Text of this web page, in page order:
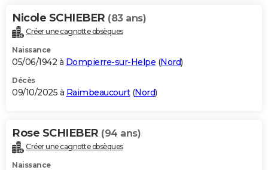
Carte de Noël
Carte Bonne année
Carte Saint-Valentin
Carte Pâques
Carte d'anniversaire
DICTIONNAIRE
Dictionnaire
Biographies
Citations
Expressions
Proverbes
PROGRAMME TV
S'inscrire
Se connecter
Lycées
Collèges
Primaires
Universités
Entreprises
Service militaire
Avis de recherche
AVIS DE DÉCÈS
Bricolage
Lifestyle
Culture
Sport
Auto
Television
Voyage
Cinema
Nicole SCHIEBER (83 ans)
Créer une cagnotte obsèques
Naissance
05/06/1942 à Dompierre-sur-Helpe (Nord)
Décès
09/10/2025 à Raimbeaucourt(Nord)
Rose SCHIEBER (94 ans)
Créer une cagnotte obsèques
Naissance